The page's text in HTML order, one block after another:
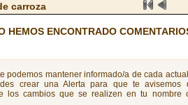
carroza
HEMOS ENCONTRADO
podemos mantener informado/a de cada
crear una Alerta para que te avisemos
los cambios que se realizen en tu